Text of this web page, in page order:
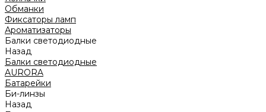
Обманки
Фиксаторы ламп
Ароматизаторы
Балки светодиодные
Назад
Балки светодиодные
AURORA
Батарейки
Би-линзы
Назад